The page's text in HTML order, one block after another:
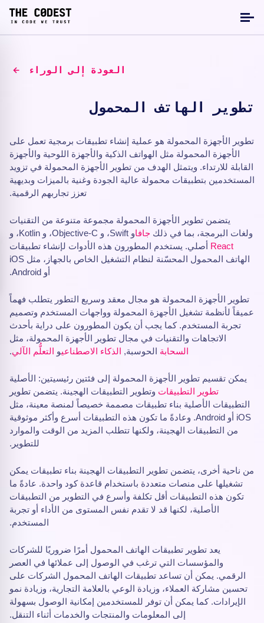
العودة إلى الوراء
تطوير الهاتف المحمول
تطوير الأجهزة المحمولة هو عملية إنشاء تطبيقات برمجية تعمل على
الأجهزة المحمولة مثل الهواتف الذكية والأجهزة اللوحية والأجهزة
القابلة للارتداء. ويتمثل الهدف من تطوير الأجهزة المحمولة في تزويد
المستخدمين بتطبيقات محمولة عالية الجودة وغنية بالميزات وبديهية
تعزز تجاربهم الرقمية.
يتضمن تطوير الأجهزة المحمولة مجموعة متنوعة من التقنيات
ولغات البرمجة، بما في ذلك جافاو Swift، و Objective-C، و Kotlin، و
React أصلي. يستخدم المطورون هذه الأدوات لإنشاء تطبيقات
الهاتف المحمول المحسّنة لنظام التشغيل الخاص بالجهاز، مثل iOS
أو Android.
تطوير الأجهزة المحمولة هو مجال معقد وسريع التطور يتطلب فهماً
عميقاً لأنظمة تشغيل الأجهزة المحمولة وواجهات المستخدم وتصميم
تجربة المستخدم. كما يجب أن يكون المطورون على دراية بأحدث
الاتجاهات والتقنيات في مجال تطوير الأجهزة المحمولة، مثل
السحابة الحوسبة, الذكاء الاصطناعيو التعلُّم الآلي.
يمكن تقسيم تطوير الأجهزة المحمولة إلى فئتين رئيسيتين: الأصلية
تطوير التطبيقات وتطوير التطبيقات الهجينة. يتضمن تطوير
التطبيقات الأصلية بناء تطبيقات مصممة خصيصاً لمنصة معينة، مثل
iOS أو Android. وعادةً ما تكون هذه التطبيقات أسرع وأكثر موثوقية
من التطبيقات الهجينة، ولكنها تتطلب المزيد من الوقت والموارد
للتطوير.
من ناحية أخرى، يتضمن تطوير التطبيقات الهجينة بناء تطبيقات يمكن
تشغيلها على منصات متعددة باستخدام قاعدة كود واحدة. عادةً ما
تكون هذه التطبيقات أقل تكلفة وأسرع في التطوير من التطبيقات
الأصلية، لكنها قد لا تقدم نفس المستوى من الأداء أو تجربة
المستخدم.
يعد تطوير تطبيقات الهاتف المحمول أمرًا ضروريًا للشركات
والمؤسسات التي ترغب في الوصول إلى عملائها في العصر
الرقمي. يمكن أن تساعد تطبيقات الهاتف المحمول الشركات على
تحسين مشاركة العملاء، وزيادة الوعي بالعلامة التجارية، وزيادة نمو
الإيرادات. كما يمكن أن توفر للمستخدمين إمكانية الوصول بسهولة
إلى المعلومات والمنتجات والخدمات أثناء التنقل.